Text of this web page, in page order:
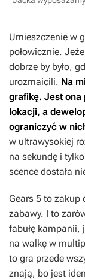
Umieszczenie w
połowicznie.
dobrze by było,
urozmaicili. Na
grafikę. Jest ona
lokacji, a
ograniczyć w
w ultrawysokiej
na sekundę i
scence dostała
Gears 5 to zakup
zabawy. I to
fabułę kampanii,
na walkę w
to gra przede
znają, bo jest